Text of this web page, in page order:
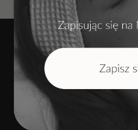
Zapisz się na listę